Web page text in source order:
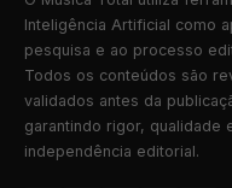
Inteligência Artificial como
pesquisa e ao processo
Todos os conteúdos são
validados antes da
garantindo rigor, qualidade
independência editorial.